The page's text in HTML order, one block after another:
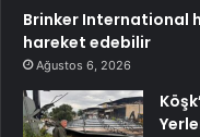
Brinker International
hareket edebilir
Ağustos 6, 2026